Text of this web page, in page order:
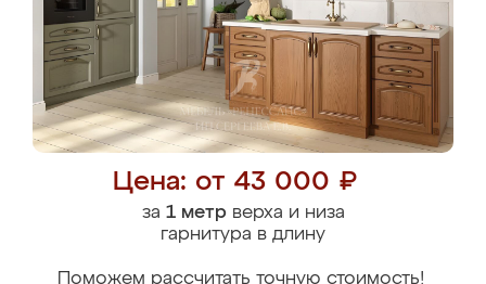
Цена: от 43 000 ₽
за 1 метрверха и низа
гарнитура в длину
Поможем рассчитать точную стоимость!